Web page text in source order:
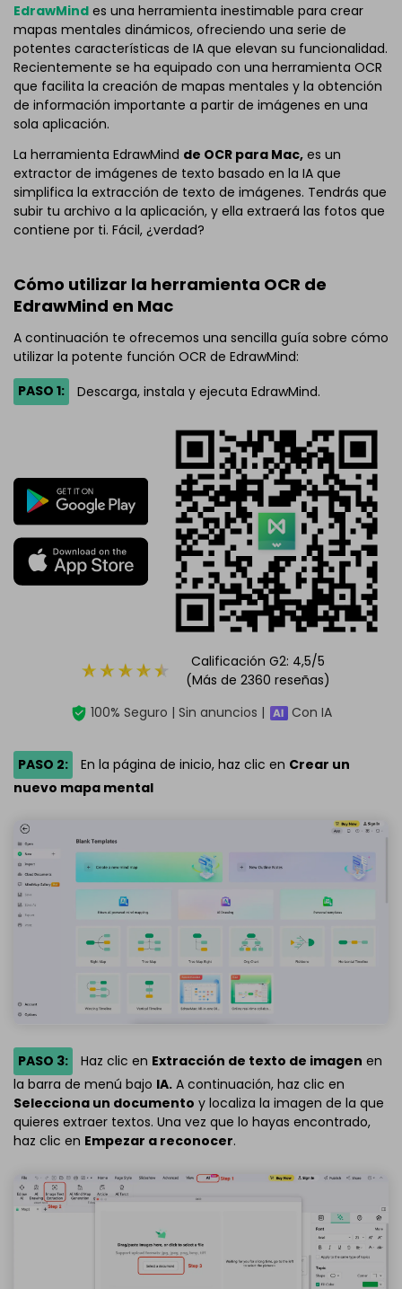
EdrawMind es una herramienta inestimable para crear
mapas mentales dinámicos, ofreciendo una serie de
potentes características de IA que elevan su funcionalidad.
Recientemente se ha equipado con una herramienta OCR
que facilita la creación de mapas mentales y la obtención
de información importante a partir de imágenes en una
sola aplicación.
La herramienta EdrawMind de OCR para Mac, es un
extractor de imágenes de texto basado en la IA que
simplifica la extracción de texto de imágenes. Tendrás que
subir tu archivo a la aplicación, y ella extraerá las fotos que
contiene por ti. Fácil, ¿verdad?
Cómo utilizar la herramienta OCR de
EdrawMind en Mac
A continuación te ofrecemos una sencilla guía sobre cómo
utilizar la potente función OCR de EdrawMind:
PASO 1:
Descarga, instala y ejecuta EdrawMind.
Calificación G2: 4,5/5
(Más de 2360 reseñas)
100% Seguro | Sin anuncios |
Con IA
PASO 2: En la página de inicio, haz clic en Crear un
nuevo mapa mental
PASO 3: Haz clic en Extracción de texto de imagen en
la barra de menú bajo IA. A continuación, haz clic en
Selecciona un documento y localiza la imagen de la que
quieres extraer textos. Una vez que lo hayas encontrado,
haz clic en Empezar a reconocer.